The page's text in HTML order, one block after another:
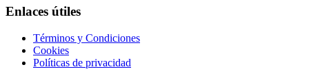
Enlaces útiles
Términos y Condiciones
Cookies
Políticas de privacidad